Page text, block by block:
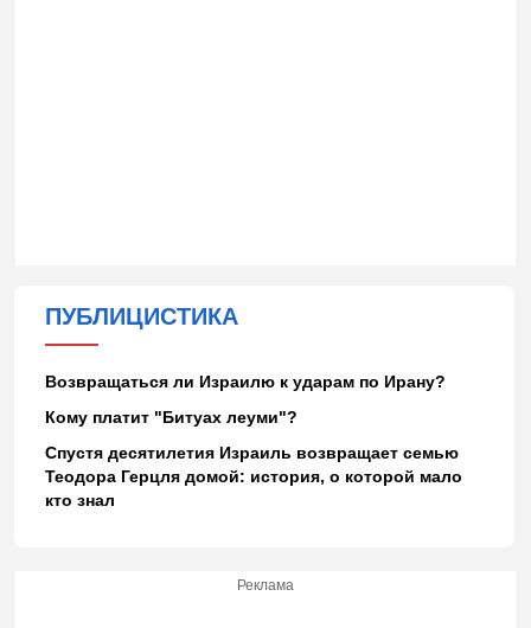
ПУБЛИЦИСТИКА
Возвращаться ли Израилю к ударам по Ирану?
Кому платит "Битуах леуми"?
Спустя десятилетия Израиль возвращает семью
Теодора Герцля домой: история, о которой мало
кто знал
Реклама